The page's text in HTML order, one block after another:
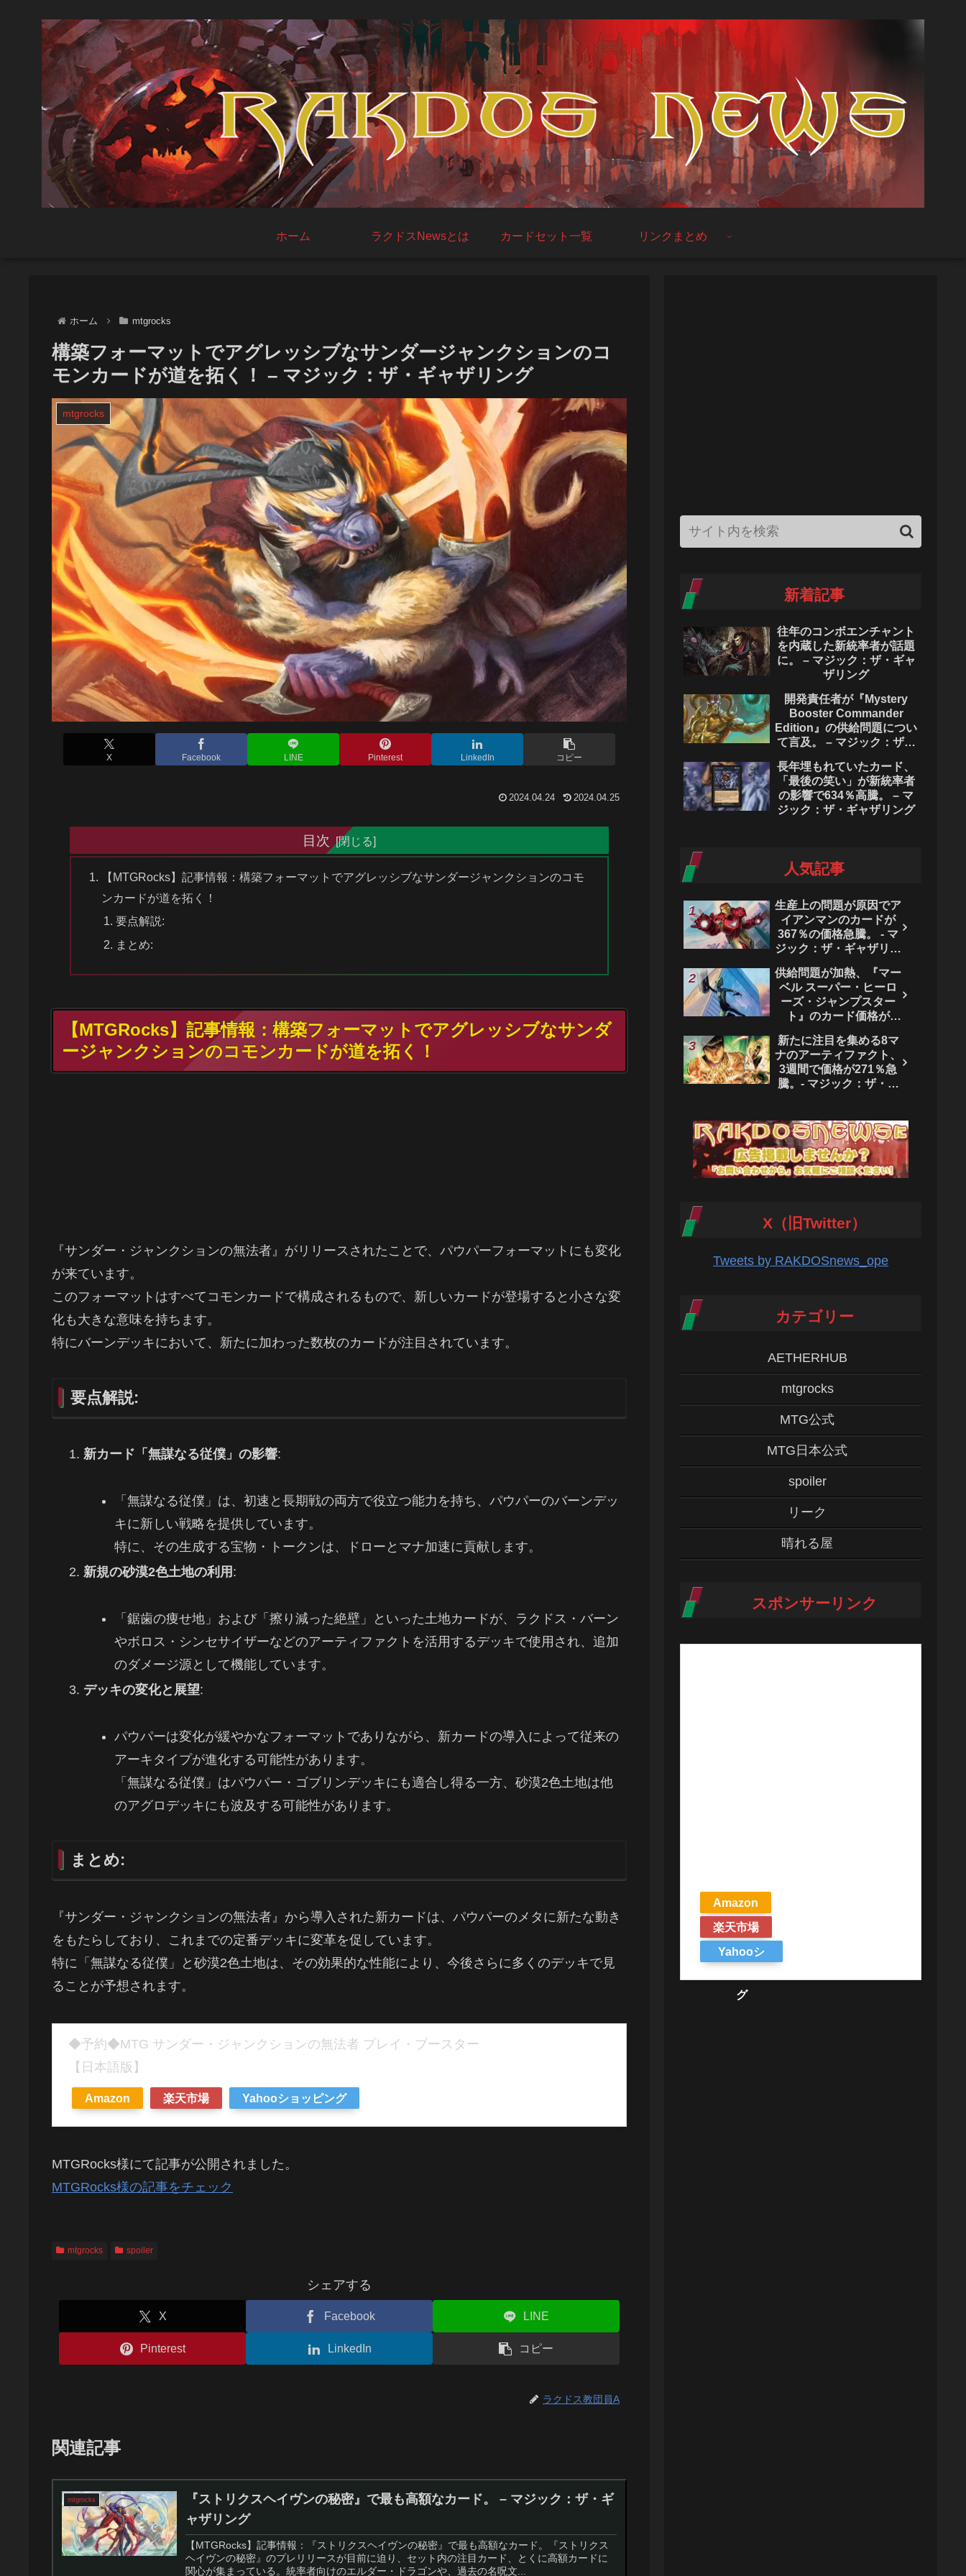
ホーム ラクドスNewsとは カードセット一覧 リンクまとめ
ホーム mtgrocks
構築フォーマットでアグレッシブなサンダージャンクションのコ
モンカードが道を拓く！ – マジック：ザ・ギャザリング
mtgrocks
X Facebook LINE Pinterest LinkedIn コピー
2024.04.24 2024.04.25
目次
【MTGRocks】記事情報：構築フォーマットでアグレッシブなサンダージャンクションのコモ
ンカードが道を拓く！
要点解説:
まとめ:
【MTGRocks】記事情報：構築フォーマットでアグレッシブなサンダ
ージャンクションのコモンカードが道を拓く！
『サンダー・ジャンクションの無法者』がリリースされたことで、パウパーフォーマットにも変化
が来ています。
このフォーマットはすべてコモンカードで構成されるもので、新しいカードが登場すると小さな変
化も大きな意味を持ちます。
特にバーンデッキにおいて、新たに加わった数枚のカードが注目されています。
要点解説:
新カード「無謀なる従僕」の影響:
「無謀なる従僕」は、初速と長期戦の両方で役立つ能力を持ち、パウパーのバーンデッ
キに新しい戦略を提供しています。
特に、その生成する宝物・トークンは、ドローとマナ加速に貢献します。
新規の砂漠2色土地の利用 :
「鋸歯の痩せ地」および「擦り減った絶壁」といった土地カードが、ラクドス・バーン
やボロス・シンセサイザーなどのアーティファクトを活用するデッキで使用され、追加
のダメージ源として機能しています。
デッキの変化と展望:
パウパーは変化が緩やかなフォーマットでありながら、新カードの導入によって従来の
アーキタイプが進化する可能性があります。
「無謀なる従僕」はパウパー・ゴブリンデッキにも適合し得る一方、砂漠2色土地は他
のアグロデッキにも波及する可能性があります。
まとめ:
『サンダー・ジャンクションの無法者』から導入された新カードは、パウパーのメタに新たな動き
をもたらしており、これまでの定番デッキに変革を促しています。
特に「無謀なる従僕」と砂漠2色土地は、その効果的な性能により、今後さらに多くのデッキで見
ることが予想されます。
◆予約◆MTG サンダー・ジャンクションの無法者 プレイ・ブースター
【日本語版】
Amazon 楽天市場 Yahooショッピング
MTGRocks様にて記事が公開されました。
MTGRocks様の記事をチェック
mtgrocks spoiler
シェアする
X Facebook LINE
Pinterest LinkedIn コピー
ラクドス教団員A
関連記事
mtgrocks
『ストリクスヘイヴンの秘密』で最も高額なカード。 – マジック：ザ・ギ
ャザリング
【MTGRocks】記事情報：『ストリクスヘイヴンの秘密』で最も高額なカード。『ストリクス
ヘイヴンの秘密』のプレリリースが目前に迫り、セット内の注目カード、とくに高額カードに
関心が集まっている。統率者向けのエルダー・ドラゴンや、過去の名呪文...
新着記事
往年のコンボエンチャント
を内蔵した新統率者が話題
に。 – マジック：ザ・ギャ
ザリング
開発責任者が『Mystery
Booster Commander
Edition』の供給問題につい
て言及。 – マジック：ザ・
長年埋もれていたカード、
「最後の笑い」が新統率者
の影響で634％高騰。 – マ
ジック：ザ・ギャザリング
人気記事
生産上の問題が原因でア
イアンマンのカードが
367％の価格急騰。 - マ
ジック：ザ・ギャザリン
供給問題が加熱、『マー
ベル スーパー・ヒーロ
ーズ・ジャンプスター
ト』のカード価格が
ク：ザ・ギャザリング
新たに注目を集める8マ
ナのアーティファクト、
3週間で価格が271％急
騰。- マジック：ザ・ギ
X（旧Twitter）
Tweets by RAKDOSnews_ope
カテゴリー
AETHERHUB
mtgrocks
MTG公式
MTG日本公式
spoiler
リーク
晴れる屋
スポンサーリンク
Amazon
楽天市場
Yahooシ
グ